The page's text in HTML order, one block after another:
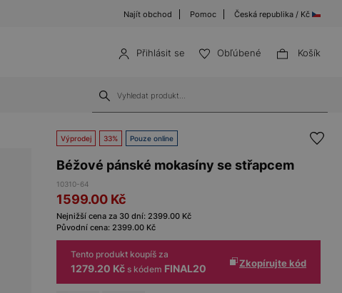
Najít obchod Pomoc Česká republika / Kč
Přihlásit se Obľúbené Košík
Výprodej 33% Pouze online
Béžové pánské mokasíny se střapcem
10310-64
1599.00 Kč
Nejnižší cena za 30 dní: 2399.00 Kč
Původní cena: 2399.00 Kč
Tento produkt koupíš za
1279.20 Kč s kódem FINAL20 Zkopírujte kód